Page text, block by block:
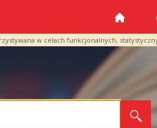
w celach funkcjonalnych,